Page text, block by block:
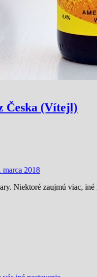
Česka (Vítejl)
marca 2018
Niektoré zaujmú viac,